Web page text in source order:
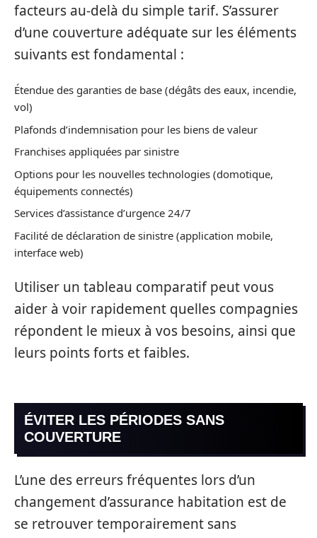
facteurs au-delà du simple tarif. S’assurer
d’une couverture adéquate sur les éléments
suivants est fondamental :
Étendue des garanties de base (dégâts des eaux, incendie,
vol)
Plafonds d’indemnisation pour les biens de valeur
Franchises appliquées par sinistre
Options pour les nouvelles technologies (domotique,
équipements connectés)
Services d’assistance d’urgence 24/7
Facilité de déclaration de sinistre (application mobile,
interface web)
Utiliser un tableau comparatif peut vous
aider à voir rapidement quelles compagnies
répondent le mieux à vos besoins, ainsi que
leurs points forts et faibles.
ÉVITER LES PÉRIODES SANS
COUVERTURE
L’une des erreurs fréquentes lors d’un
changement d’assurance habitation est de
se retrouver temporairement sans